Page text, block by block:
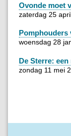
Ovonde moet
zaterdag 25
Pomphouders
woensdag 28
De Sterre:
zondag 11 mei